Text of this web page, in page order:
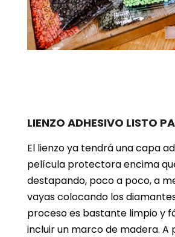
LIENZO ADHESIVO LISTO
El lienzo ya tendrá una capa
película protectora encima
destapando, poco a poco, a
vayas colocando los
proceso es bastante limpio y
incluir un marco de madera. A